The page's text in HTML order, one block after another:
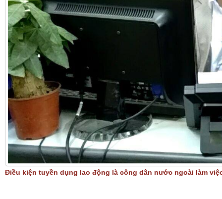
Điều kiện tuyền dụng lao động là công dân nước ngoài làm